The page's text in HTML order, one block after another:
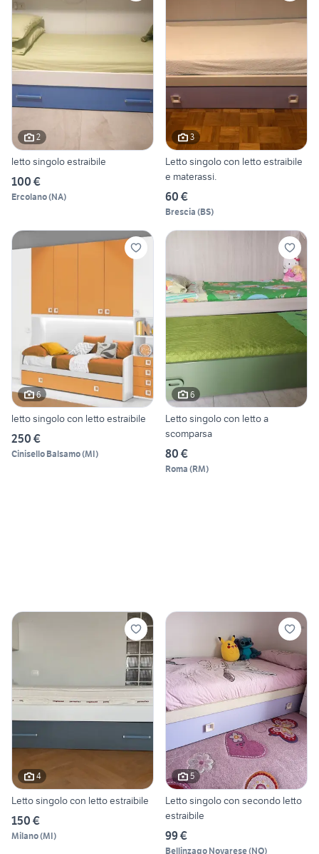
2
letto singolo estraibile
100 €
Ercolano(NA)
3
Letto singolo con letto estraibile
e materassi.
60 €
Brescia (BS)
6
letto singolo con letto estraibile
250 €
Cinisello Balsamo(MI)
6
Letto singolo con letto a
scomparsa
80 €
Roma (RM)
4
Letto singolo con letto estraibile
150 €
Milano(MI)
5
Letto singolo con secondo letto
estraibile
99 €
Bellinzago Novarese(NO)